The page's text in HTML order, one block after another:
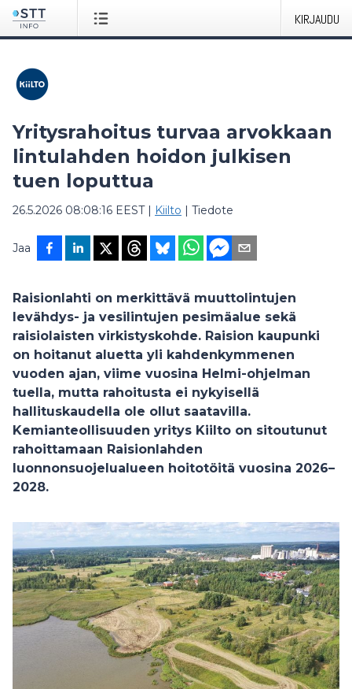
KIRJAUDU
Yritysrahoitus turvaa arvokkaan
lintulahden hoidon julkisen
tuen loputtua
26.5.2026 08:08:16 EEST| Kiilto | Tiedote
Jaa
Raisionlahti on merkittävä muuttolintujen
levähdys- ja vesilintujen pesimäalue sekä
raisiolaisten virkistyskohde. Raision kaupunki
on hoitanut aluetta yli kahdenkymmenen
vuoden ajan, viime vuosina Helmi-ohjelman
tuella, mutta rahoitusta ei nykyisellä
hallituskaudella ole ollut saatavilla.
Kemianteollisuuden yritys Kiilto on sitoutunut
rahoittamaan Raisionlahden
luonnonsuojelualueen hoitotöitä vuosina 2026–
2028.